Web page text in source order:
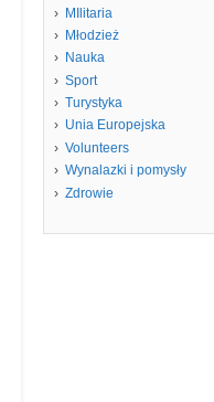
MIlitaria
Młodzież
Nauka
Sport
Turystyka
Unia Europejska
Volunteers
Wynalazki i pomysły
Zdrowie